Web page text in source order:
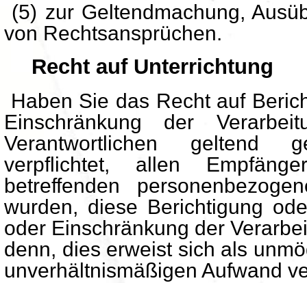
(5) zur Geltendmachung,
von Rechtsansprüchen.
Recht auf Unterrichtung
Haben Sie das Recht auf
Einschränkung der
Verantwortlichen geltend
verpflichtet, allen
betreffenden
wurden, diese Berichtigung
oder Einschränkung der
denn, dies erweist sich als
unverhältnismäßigen Aufwand